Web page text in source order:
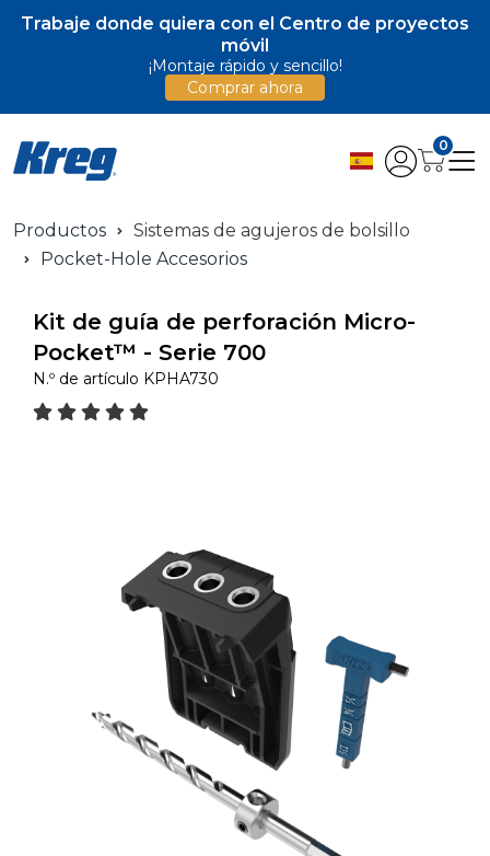
Trabaje donde quiera con el Centro de proyectos
móvil
¡Montaje rápido y sencillo!
Comprar ahora
0
Productos
Sistemas de agujeros de bolsillo
Pocket-Hole Accesorios
Kit de guía de perforación Micro-
Pocket™ - Serie 700
N.º de artículo KPHA730